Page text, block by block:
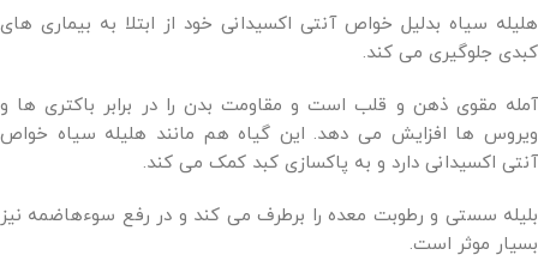
هلیله سیاه بدلیل خواص آنتی اکسیدانی خود از ابتلا به بیماری های
کبدی جلوگیری می کند.
آمله مقوی ذهن و قلب است و مقاومت بدن را در برابر باکتری ها و
ویروس ها افزایش می دهد. این گیاه هم مانند هلیله سیاه خواص
آنتی اکسیدانی دارد و به پاکسازی کبد کمک می کند.
بلیله سستی و رطوبت معده را برطرف می کند و در رفع سوءهاضمه نیز
بسیار موثر است.